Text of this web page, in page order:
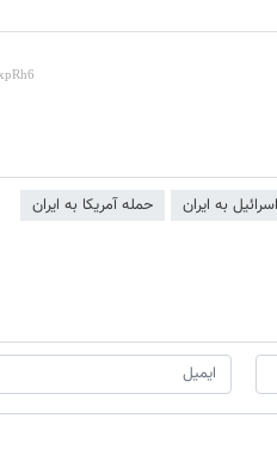
به ایران
حمله آمریکا به ایران